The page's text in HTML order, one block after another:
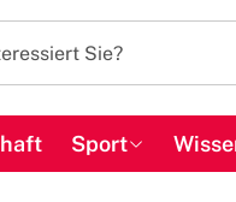
Sport